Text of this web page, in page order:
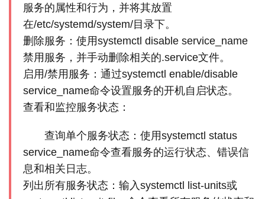
服务的属性和行为，并将其放置
在/etc/systemd/system/目录下。
删除服务：使用systemctl disable service_name
禁用服务，并手动删除相关的.service文件。
启用/禁用服务：通过systemctl enable/disable
service_name命令设置服务的开机自启状态。
查看和监控服务状态：
查询单个服务状态：使用systemctl status
service_name命令查看服务的运行状态、错误信
息和相关日志。
列出所有服务状态：输入systemctl list-units或